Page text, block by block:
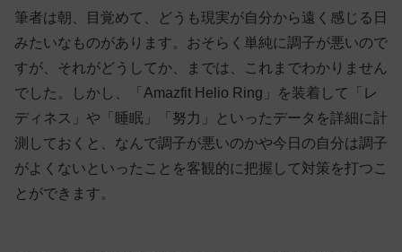
筆者は朝、目覚めて、どうも現実が自分から遠く感じる日
みたいなものがあります。おそらく単純に調子が悪いので
すが、それがどうしてか、までは、これまでわかりません
でした。しかし、「Amazfit Helio Ring」を装着して「レ
ディネス」や「睡眠」「努力」といったデータを詳細に計
測しておくと、なんで調子が悪いのかや今日の自分は調子
がよくないといったことを客観的に把握して対策を打つこ
とができます。